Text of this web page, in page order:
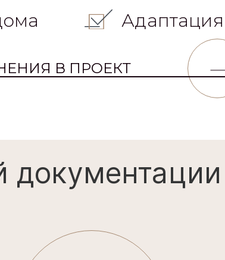
В ПРОЕКТ
документации